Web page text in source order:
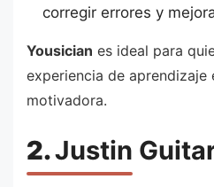
corregir errores y
Yousician es ideal para
experiencia de aprendizaje
motivadora.
2.Justin